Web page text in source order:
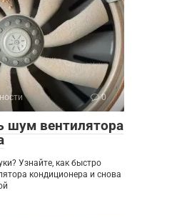
0
шум вентилятора
Узнайте, как быстро
кондиционера и снова